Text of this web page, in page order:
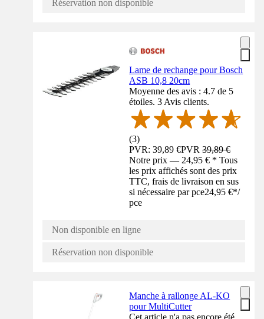
Réservation non disponible
Lame de rechange pour Bosch
ASB 10,8 20cm
Moyenne des avis : 4.7 de 5
étoiles. 3 Avis clients.
(3)
PVR: 39,89 €PVR39,89 €
Notre prix — 24,95 € * Tous
les prix affichés sont des prix
TTC, frais de livraison en sus
si nécessaire par pce24,95 €*/
pce
Non disponible en ligne
Réservation non disponible
Manche à rallonge AL-KO
pour MultiCutter
Cet article n'a pas encore été